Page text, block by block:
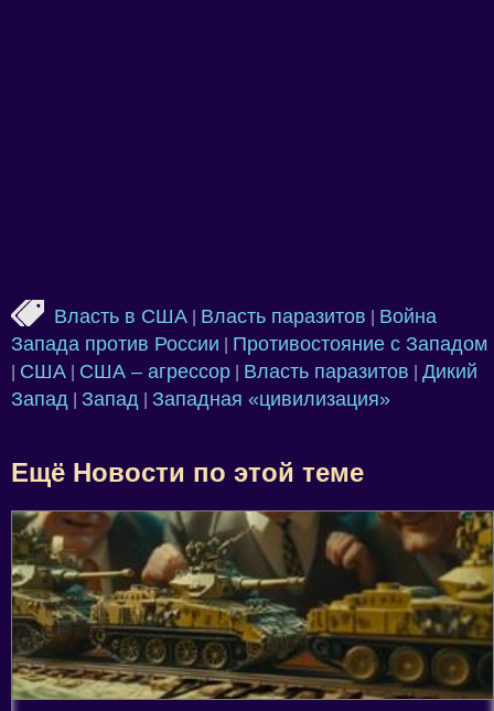
Власть в США Власть паразитов
Война
Запада против России
Противостояние с Западом
США США – агрессор Власть паразитов
Дикий
Запад Запад Западная «цивилизация»
Ещё Новости по этой теме